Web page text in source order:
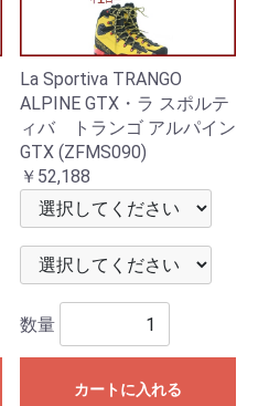
La Sportiva TRANGO
ALPINE GTX・ラ スポルテ
ィバ トランゴ アルパイン
GTX (ZFMS090)
￥52,188
数量
カートに入れる